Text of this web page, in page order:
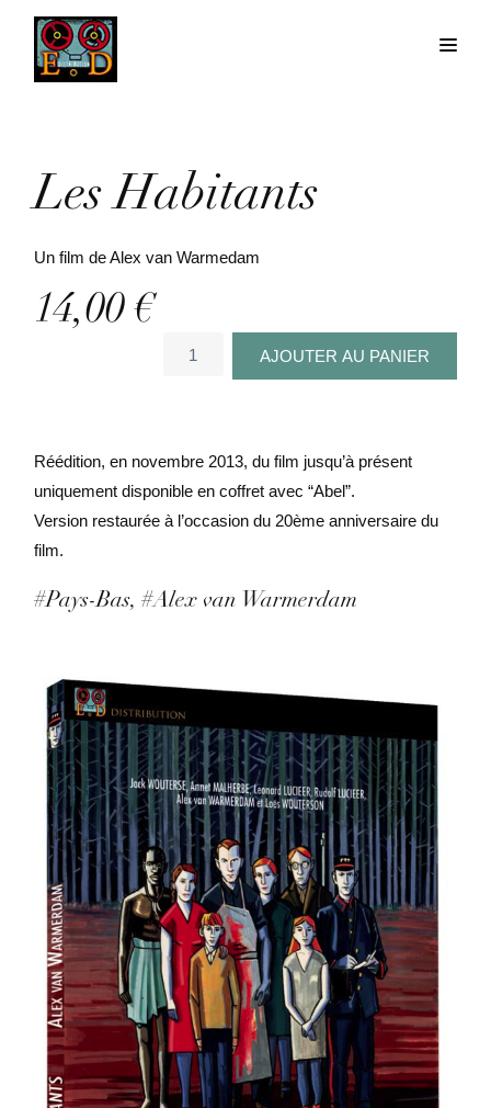
Les Habitants
Un film de Alex van Warmedam
14,00€
AJOUTER AU PANIER
Réédition, en novembre 2013, du film jusqu’à présent
uniquement disponible en coffret avec “Abel”.
Version restaurée à l’occasion du 20ème anniversaire du
film.
#Pays-Bas #Alex van Warmerdam